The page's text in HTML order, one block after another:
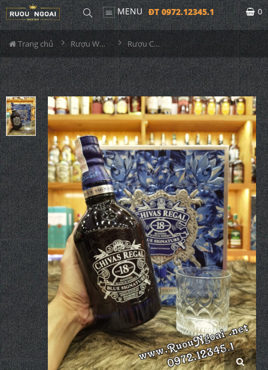
MENU ĐT 0972.12345.1 0
Trang chủ Rượu Whisky Rượu Chivas Regal 18YO Blue Hộp Quà 2026